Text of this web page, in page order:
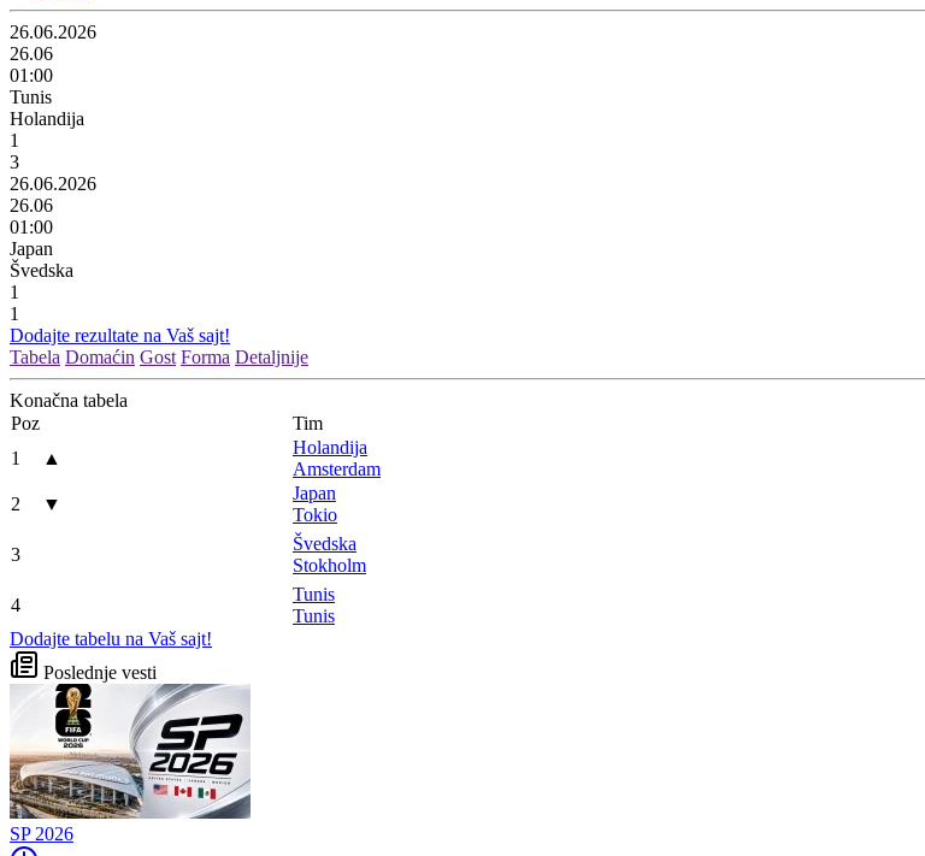
26.06.2026
26.06
01:00
Tunis
Holandija
1
3
26.06.2026
26.06
01:00
Japan
Švedska
1
1
Dodajte rezultate na Vaš sajt!
Tabela Domaćin Gost Forma Detaljnije
Konačna tabela
Poz
Tim
1
▲
Holandija
Amsterdam
2 ▼
Japan
Tokio
3
Švedska
Stokholm
4
Tunis
Tunis
Dodajte tabelu na Vaš sajt!
Poslednje vesti
SP 2026